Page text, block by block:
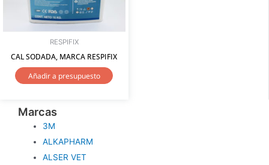
RESPIFIX
CAL SODADA, MARCA RESPIFIX
Añadir a presupuesto
Marcas
3M
ALKAPHARM
ALSER VET